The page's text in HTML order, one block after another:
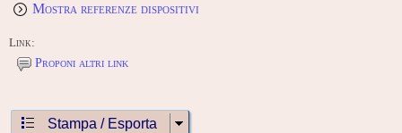
Mostra referenze dispositivi
Link:
Proponi altri link
Stampa / Esporta